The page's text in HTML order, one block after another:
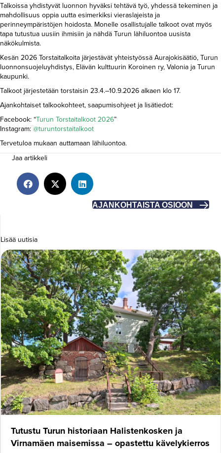
Talkoissa yhdistyvät luonnon hyväksi tehtävä työ, yhdessä tekeminen ja
mahdollisuus oppia uutta esimerkiksi vieraslajeista ja
perinneympäristöjen hoidosta. Monelle osallistujalle talkoot ovat myös
tapa tutustua uusiin ihmisiin ja nähdä Turun lähiluontoa uusista
näkökulmista.
Kesän 2026 Torstaitalkoita järjestävät yhteistyössä Aurajokisäätiö, Turun
luonnonsuojeluyhdistys, Elävän kulttuurin Koroinen ry, Valonia ja Turun
kaupunki.
Talkoot järjestetään torstaisin 23.4.–10.9.2026 alkaen klo 17.
Ajankohtaiset talkookohteet, saapumisohjeet ja lisätiedot:
Facebook: “Turun Torstaitalkoot 2026”
Instagram:@turuntorstaitalkoot
Tervetuloa mukaan auttamaan lähiluontoa.
Jaa artikkeli
AJANKOHTAISTA OSIOON
Lisää uutisia
Tutustu Turun historiaan Halistenkosken ja
Virnamäen maisemissa – opastettu kävelykierros